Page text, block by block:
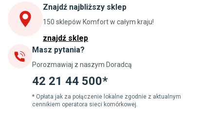
Szafki kuchenne wiszące (górne)
Szafki pod zlewozmywak
Blaty kuchenne laminowane
Jadalnia
Stoły do jadalni
Krzesła do jadalni
Dywany szare
Lampy w stylu loftowym
Lampy wiszące do jadalni
Znajdź najbliższy sklep
150 sklepów Komfort w całym kraju!
znajdź sklep
Masz pytania?
Porozmawiaj z naszym Doradcą
42 21 44 500*
* Opłata jak za połączenie lokalne zgodnie z aktualnym
cennikiem operatora sieci komórkowej.